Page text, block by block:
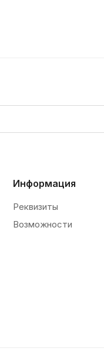
Информация
Реквизиты
Возможности